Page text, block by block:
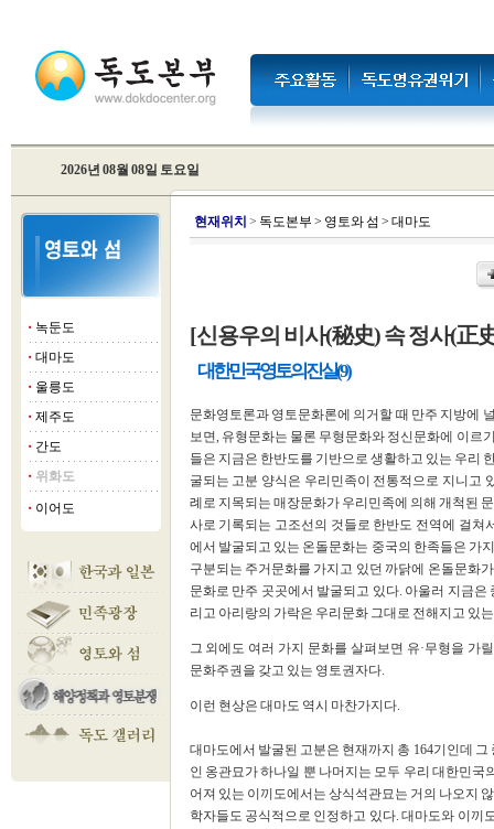
2026년 08월 08일 토요일
■ 녹둔도
■ 대마도
■ 울릉도
■ 제주도
■ 간도
■ 위화도
■ 이어도
현재위치 > 독도본부 > 영토와 섬 > 대마도
[신용우의 비사(秘史) 속 정사(正
대한민국 영토의 진실(9)
문화영토론과 영토문화론에 의거할 때 만주 지방에
보면, 유형문화는 물론 무형문화와 정신문화에 이르
들은 지금은 한반도를 기반으로 생활하고 있는 우리
굴되는 고분 양식은 우리민족이 전통적으로 지니고
례로 지목되는 매장문화가 우리민족에 의해 개척된
사로 기록되는 고조선의 것들로 한반도 전역에 걸
에서 발굴되고 있는 온돌문화는 중국의 한족들은 가
구분되는 주거문화를 가지고 있던 까닭에 온돌문화
문화로 만주 곳곳에서 발굴되고 있다. 아울러 지금
리고 아리랑의 가락은 우리문화 그대로 전해지고 있
그 외에도 여러 가지 문화를 살펴보면 유·무형을 가
문화주권을 갖고 있는 영토권자다.
이런 현상은 대마도 역시 마찬가지다.
대마도에서 발굴된 고분은 현재까지 총 164기인데
인 옹관묘가 하나일 뿐 나머지는 모두 우리 대한민
어져 있는 이끼도에서는 상식석관묘는 거의 나오지
학자들도 공식적으로 인정하고 있다. 대마도와 이끼